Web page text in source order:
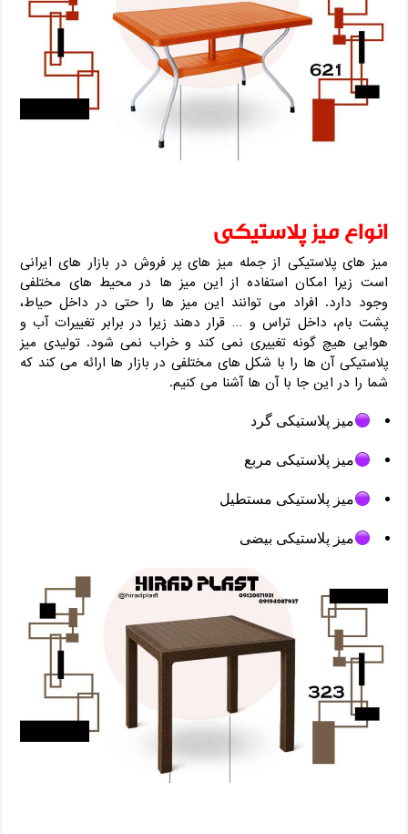
انواع میز پلاستیکی
میز های پلاستیکی از جمله میز های پر فروش در بازار های ایرانی
است زیرا امکان استفاده از این میز ها در محیط های مختلفی
وجود دارد. افراد می توانند این میز ها را حتی در داخل حیاط،
پشت بام، داخل تراس و … قرار دهند زیرا در برابر تغییرات آب و
هوایی هیچ گونه تغییری نمی کند و خراب نمی شود. تولیدی میز
پلاستیکی آن ها را با شکل های مختلفی در بازار ها ارائه می کند که
شما را در این جا با آن ها آشنا می کنیم.
میز پلاستیکی گرد
میز پلاستیکی مربع
میز پلاستیکی مستطیل
میز پلاستیکی بیضی